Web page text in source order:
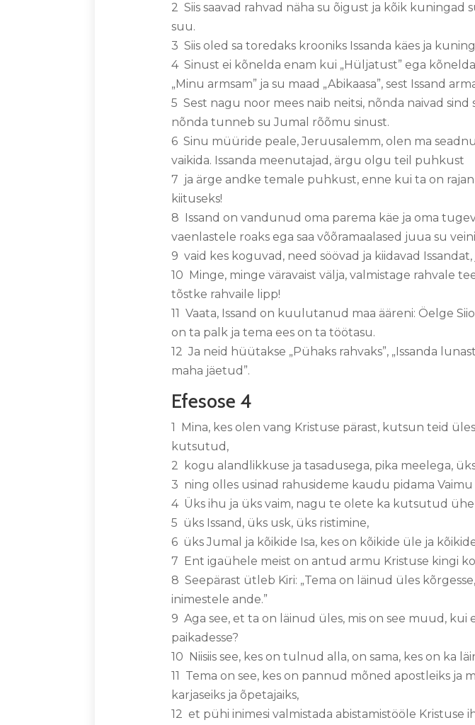
2 Siis saavad rahvad näha su õigust ja kõik kuningad
suu.
3 Siis oled sa toredaks krooniks Issanda käes ja
4 Sinust ei kõnelda enam kui „Hüljatust” ega
„Minu armsam” ja su maad „Abikaasa”, sest Issand
5 Sest nagu noor mees naib neitsi, nõnda naivad
nõnda tunneb su Jumal rõõmu sinust.
6 Sinu müüride peale, Jeruusalemm, olen ma
vaikida. Issanda meenutajad, ärgu olgu teil puhkust
7 ja ärge andke temale puhkust, enne kui ta on
kiituseks!
8 Issand on vandunud oma parema käe ja oma
vaenlastele roaks ega saa võõramaalased juua su
9 vaid kes koguvad, need söövad ja kiidavad
10 Minge, minge väravaist välja, valmistage rahvale
tõstke rahvaile lipp!
11 Vaata, Issand on kuulutanud maa ääreni: Öelge
on ta palk ja tema ees on ta töötasu.
12 Ja neid hüütakse „Pühaks rahvaks”, „Issanda
maha jäetud”.
Efesose 4
1 Mina, kes olen vang Kristuse pärast, kutsun teid
kutsutud,
2 kogu alandlikkuse ja tasadusega, pika meelega,
3 ning olles usinad rahusideme kaudu pidama
4 Üks ihu ja üks vaim, nagu te olete ka kutsutud
5 üks Issand, üks usk, üks ristimine,
6 üks Jumal ja kõikide Isa, kes on kõikide üle ja
7 Ent igaühele meist on antud armu Kristuse kingi
8 Seepärast ütleb Kiri: „Tema on läinud üles
inimestele ande.”
9 Aga see, et ta on läinud üles, mis on see muud,
paikadesse?
10 Niisiis see, kes on tulnud alla, on sama, kes on ka
11 Tema on see, kes on pannud mõned apostleiks
karjaseiks ja õpetajaiks,
12 et pühi inimesi valmistada abistamistööle Kristuse